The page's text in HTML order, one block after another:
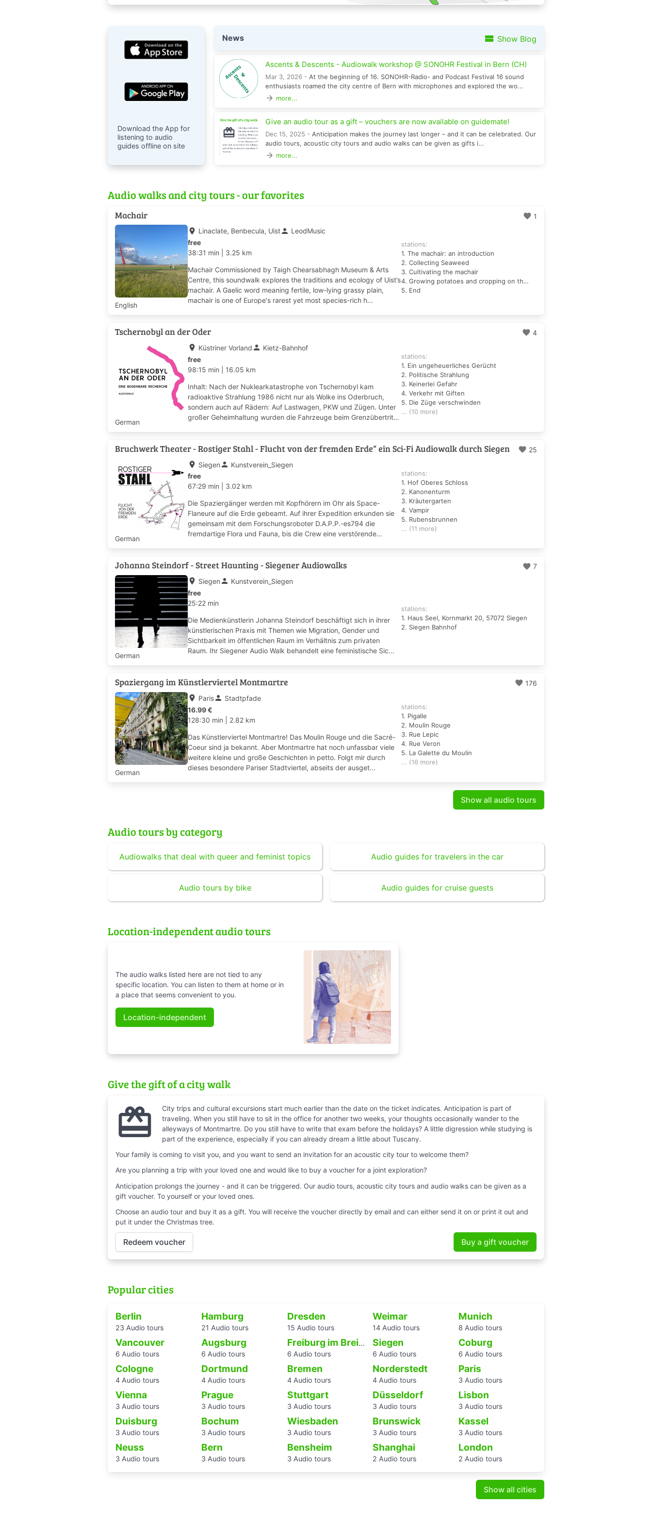
Download the App for
listening to audio
guides offline on site
News view_stream Show Blog
Ascents & Descents - Audiowalk workshop @ SONOHR Festival in Bern (CH)
Mar 3, 2026 - At the beginning of 16. SONOHR-Radio- and Podcast Festival 16 sound
enthusiasts roamed the city centre of Bern with microphones and explored the wo...
arrow_forward more...
Give an audio tour as a gift – vouchers are now available on guidemate!
Dec 15, 2025 - Anticipation makes the journey last longer – and it can be celebrated. Our
audio tours, acoustic city tours and audio walks can be given as gifts i...
arrow_forward more...
Audio walks and city tours - our favorites
Machair favorite 1
English
place Linaclate, Benbecula, Uistperson LeodMusic
free
38:31 min
3.25 km
Machair Commissioned by Taigh Chearsabhagh Museum & Arts
Centre, this soundwalk explores the traditions and ecology of Uist’s
machair. A Gaelic word meaning fertile, low-lying grassy plain,
machair is one of Europe's rarest yet most species-rich h...
stations:
1. The machair: an introduction
2. Collecting Seaweed
3. Cultivating the machair
4. Growing potatoes and cropping on the machair
5. End
Tschernobyl an der Oder favorite 4
German
place Küstriner Vorland person Kietz-Bahnhof
free
98:15 min
16.05 km
Inhalt: Nach der Nuklearkatastrophe von Tschernobyl kam
radioaktive Strahlung 1986 nicht nur als Wolke ins Oderbruch,
sondern auch auf Rädern: Auf Lastwagen, PKW und Zügen. Unter
großer Geheimhaltung wurden die Fahrzeuge beim Grenzübertritt
stations:
1. Ein ungeheuerliches Gerücht
2. Politische Strahlung
3. Keinerlei Gefahr
4. Verkehr mit Giften
5. Die Züge verschwinden
... (10 more)
Bruchwerk Theater - Rostiger Stahl - Flucht von der fremden Erde“ ein Sci-Fi Audiowalk durch Siegen favorite 25
German
place Siegen person Kunstverein_Siegen
free
67:29 min
3.02 km
Die Spaziergänger werden mit Kopfhörern im Ohr als Space-
Flaneure auf die Erde gebeamt. Auf ihrer Expedition erkunden sie
gemeinsam mit dem Forschungsroboter D.A.P.P.-es794 die
fremdartige Flora und Fauna, bis die Crew eine verstörende
stations:
1. Hof Oberes Schloss
2. Kanonenturm
3. Kräutergarten
4. Vampir
5. Rubensbrunnen
... (11 more)
Johanna Steindorf - Street Haunting - Siegener Audiowalks favorite 7
German
place Siegen person Kunstverein_Siegen
free
25:22 min
Die Medienkünstlerin Johanna Steindorf beschäftigt sich in ihrer
künstlerischen Praxis mit Themen wie Migration, Gender und
Sichtbarkeit im öffentlichen Raum im Verhältnis zum privaten
Raum. Ihr Siegener Audio Walk behandelt eine feministische Sic...
stations:
1. Haus Seel, Kornmarkt 20, 57072 Siegen
2. Siegen Bahnhof
Spaziergang im Künstlerviertel Montmartre favorite 176
German
place Parisperson Stadtpfade
16.99 €
128:30 min
2.82 km
Das Künstlerviertel Montmartre! Das Moulin Rouge und die Sacré-
Coeur sind ja bekannt. Aber Montmartre hat noch unfassbar viele
weitere kleine und große Geschichten in petto. Folgt mir durch
dieses besondere Pariser Stadtviertel, abseits der ausget...
stations:
1. Pigalle
2. Moulin Rouge
3. Rue Lepic
4. Rue Veron
5. La Galette du Moulin
... (16 more)
Show all audio tours
Audio tours by category
Audiowalks that deal with queer and feminist topics Audio guides for travelers in the car
Audio tours by bike Audio guides for cruise guests
Location-independent audio tours
The audio walks listed here are not tied to any
specific location. You can listen to them at home or in
a place that seems convenient to you.
Location-independent
Give the gift of a city walk
redeem
City trips and cultural excursions start much earlier than the date on the ticket indicates. Anticipation is part of
traveling. When you still have to sit in the office for another two weeks, your thoughts occasionally wander to the
alleyways of Montmartre. Do you still have to write that exam before the holidays? A little digression while studying is
part of the experience, especially if you can already dream a little about Tuscany.
Your family is coming to visit you, and you want to send an invitation for an acoustic city tour to welcome them?
Are you planning a trip with your loved one and would like to buy a voucher for a joint exploration?
Anticipation prolongs the journey - and it can be triggered. Our audio tours, acoustic city tours and audio walks can be given as a
gift voucher. To yourself or your loved ones.
Choose an audio tour and buy it as a gift. You will receive the voucher directly by email and can either send it on or print it out and
put it under the Christmas tree.
Redeem voucher Buy a gift voucher
Popular cities
Berlin
23 Audio tours
Hamburg
21 Audio tours
Dresden
15 Audio tours
Weimar
14 Audio tours
Munich
8 Audio tours
Vancouver
6 Audio tours
Augsburg
6 Audio tours
Freiburg im Breisgau
6 Audio tours
Siegen
6 Audio tours
Coburg
6 Audio tours
Cologne
4 Audio tours
Dortmund
4 Audio tours
Bremen
4 Audio tours
Norderstedt
4 Audio tours
Paris
3 Audio tours
Vienna
3 Audio tours
Prague
3 Audio tours
Stuttgart
3 Audio tours
Düsseldorf
3 Audio tours
Lisbon
3 Audio tours
Duisburg
3 Audio tours
Bochum
3 Audio tours
Wiesbaden
3 Audio tours
Brunswick
3 Audio tours
Kassel
3 Audio tours
Neuss
3 Audio tours
Bern
3 Audio tours
Bensheim
3 Audio tours
Shanghai
2 Audio tours
London
2 Audio tours
Show all cities